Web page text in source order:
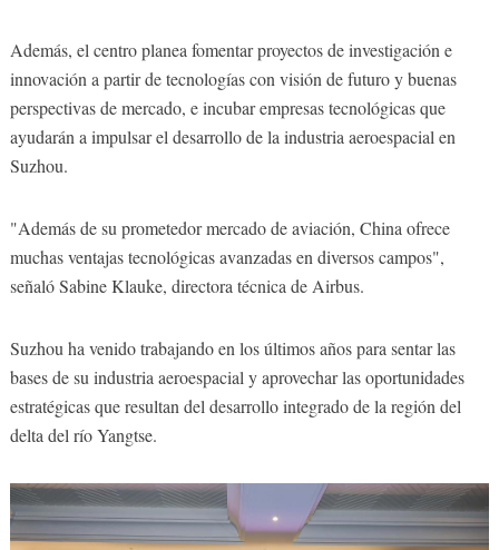
Además, el centro planea fomentar proyectos de investigación e
innovación a partir de tecnologías con visión de futuro y buenas
perspectivas de mercado, e incubar empresas tecnológicas que
ayudarán a impulsar el desarrollo de la industria aeroespacial en
Suzhou.
"Además de su prometedor mercado de aviación, China ofrece
muchas ventajas tecnológicas avanzadas en diversos campos",
señaló Sabine Klauke, directora técnica de Airbus.
Suzhou ha venido trabajando en los últimos años para sentar las
bases de su industria aeroespacial y aprovechar las oportunidades
estratégicas que resultan del desarrollo integrado de la región del
delta del río Yangtse.